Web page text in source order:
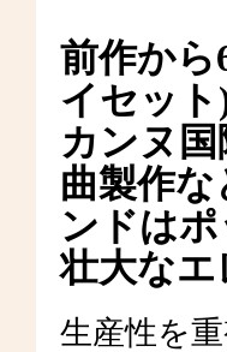
前作から
イセット
カンヌ
曲製作
ンドは
壮大なエ
生産性を